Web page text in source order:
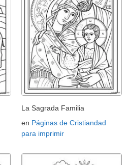
La Sagrada Familia
en Páginas de Cristiandad
para imprimir